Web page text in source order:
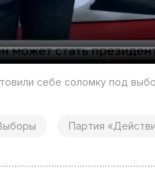
себе соломку под
Партия